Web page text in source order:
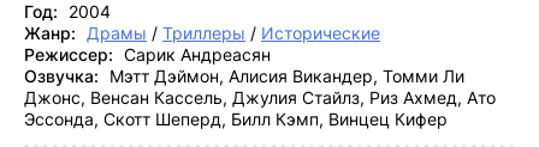
Год:
2004
Жанр:
Драмы / Триллеры / Исторические
Режиссер: Сарик Андреасян
Озвучка:
Мэтт Дэймон, Алисия Викандер, Томми Ли
Джонс, Венсан Кассель, Джулия Стайлз, Риз Ахмед, Ато
Эссонда, Скотт Шеперд, Билл Кэмп, Винцец Кифер